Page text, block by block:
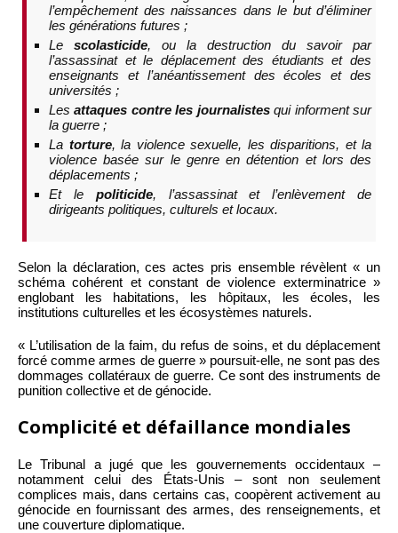
l’empêchement des naissances dans le but d’éliminer
les générations futures ;
Le scolasticide, ou la destruction du savoir par
l’assassinat et le déplacement des étudiants et des
enseignants et l’anéantissement des écoles et des
universités ;
Lesattaques contre les journalistesqui informent sur
la guerre ;
La torture, la violence sexuelle, les disparitions, et la
violence basée sur le genre en détention et lors des
déplacements ;
Et le politicide, l’assassinat et l’enlèvement de
dirigeants politiques, culturels et locaux.
Selon la déclaration, ces actes pris ensemble révèlent « un
schéma cohérent et constant de violence exterminatrice »
englobant les habitations, les hôpitaux, les écoles, les
institutions culturelles et les écosystèmes naturels.
« L’utilisation de la faim, du refus de soins, et du déplacement
forcé comme armes de guerre » poursuit-elle, ne sont pas des
dommages collatéraux de guerre. Ce sont des instruments de
punition collective et de génocide.
Complicité et défaillance mondiales
Le Tribunal a jugé que les gouvernements occidentaux –
notamment celui des États-Unis – sont non seulement
complices mais, dans certains cas, coopèrent activement au
génocide en fournissant des armes, des renseignements, et
une couverture diplomatique.